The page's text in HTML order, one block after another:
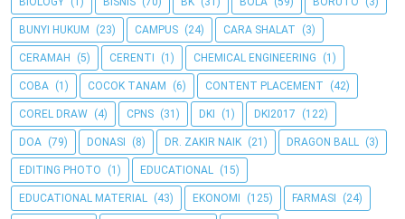
BUNYI HUKUM (23) CAMPUS (24) CARA SHALAT (3)
CERAMAH (5) CERENTI (1) CHEMICAL ENGINEERING (1)
COBA (1) COCOK TANAM (6) CONTENT PLACEMENT (42)
COREL DRAW (4) CPNS (31) DKI (1) DKI2017 (122)
DOA (79) DONASI (8) DR. ZAKIR NAIK (21) DRAGON BALL (3)
EDITING PHOTO (1) EDUCATIONAL (15)
EDUCATIONAL MATERIAL (43) EKONOMI (125) FARMASI (24)